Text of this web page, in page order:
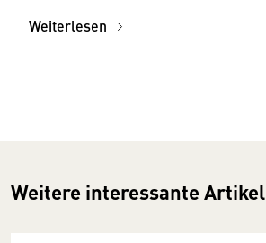
Weiterlesen
Weitere interessante Artikel